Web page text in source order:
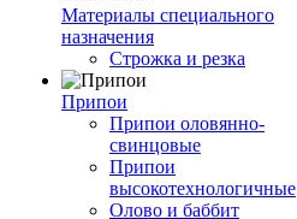
Материалы специального
назначения
Строжка и резка
Припои
Припои оловянно-
свинцовые
Припои
высокотехнологичные
Олово и баббит